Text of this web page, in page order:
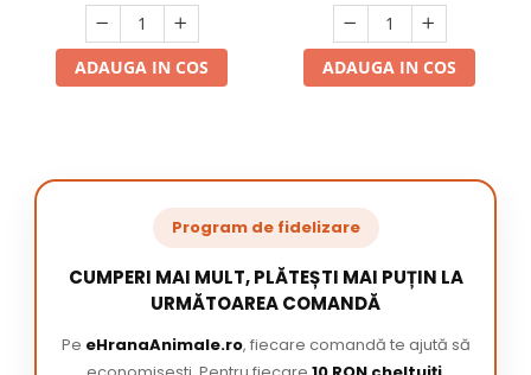
ADAUGA IN COS ADAUGA IN COS
Program de fidelizare
CUMPERI MAI MULT, PLĂTEȘTI MAI PUȚIN LA
URMĂTOAREA COMANDĂ
Pe eHranaAnimale.ro, fiecare comandă te ajută să